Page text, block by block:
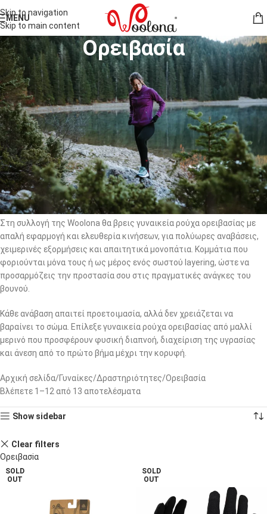
Skip to navigation
Skip to main content
MENU
Ορειβασία
Στην ορειβασία, η ένταση της ανάβασης, ο δυνατός αέρας και οι
απότομες μεταβολές της θερμοκρασίας μπορούν να συναντηθούν
μέσα στην ίδια διαδρομή. Τα γυναικεία ρούχα ορειβασίας χρειάζεται
να συνεργάζονται με το σώμα, να διαχειρίζονται την υγρασία και να
μην προσθέτουν περιττό βάρος στην κίνηση.
Το μαλλί μερινό δημιουργεί ένα φυσικό πρώτο στρώμα που αναπνέει
και παραμένει ευχάριστο τόσο κατά την προσπάθεια όσο και στις
στάσεις. Μπλούζες, ισοθερμικά κολάν, κάλτσες και αξεσουάρ
μπορούν να συνδυαστούν ανάλογα με την εποχή, το υψόμετρο και τη
δυσκολία της διαδρομής.
Στη συλλογή της Woolona θα βρεις γυναικεία ρούχα ορειβασίας με
απαλή εφαρμογή και ελευθερία κινήσεων, για πολύωρες αναβάσεις,
χειμερινές εξορμήσεις και απαιτητικά μονοπάτια. Κομμάτια που
φοριούνται μόνα τους ή ως μέρος ενός σωστού layering, ώστε να
προσαρμόζεις την προστασία σου στις πραγματικές ανάγκες του
βουνού.
Κάθε ανάβαση απαιτεί προετοιμασία, αλλά δεν χρειάζεται να
βαραίνει το σώμα. Επίλεξε γυναικεία ρούχα ορειβασίας από μαλλί
μερινό που προσφέρουν φυσική διαπνοή, διαχείριση της υγρασίας
και άνεση από το πρώτο βήμα μέχρι την κορυφή.
Αρχική σελίδα Γυναίκες Δραστηριότητες Ορειβασία
Βλέπετε 1–12 από 13 αποτελέσματα
Show sidebar
Clear filters
Ορειβασiα
SOLD
OUT
SOLD
OUT